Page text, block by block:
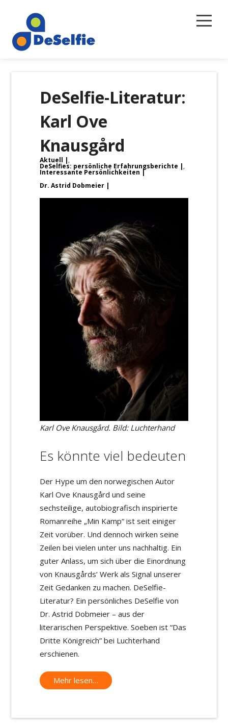
Magazin
Über uns
Newsletter
Kontakt
DeSelfie-Literatur:
Karl Ove
Knausgård
Aktuell ,
DeSelfies: persönliche Erfahrungsberichte ,
Interessante Persönlichkeiten
Dr. Astrid Dobmeier
Karl Ove Knausgård. Bild: Luchterhand
Es könnte viel bedeuten
Der Hype um den norwegischen Autor
Karl Ove Knausgård und seine
sechsteilige, autobiografisch inspirierte
Romanreihe „Min Kamp“ ist seit einiger
Zeit vorüber. Und dennoch wirken seine
Zeilen bei vielen unter uns nachhaltig. Ein
guter Anlass, um sich über die Einordnung
von Knausgårds’ Werk als Signal unserer
Zeit Gedanken zu machen. DeSelfie-
Literatur? Ein persönliches DeSelfie von
Dr. Astrid Dobmeier – aus der
literarischen Perspektive. Soeben ist “Das
Dritte Königreich” bei Luchterhand
erschienen.
Mehr lesen…